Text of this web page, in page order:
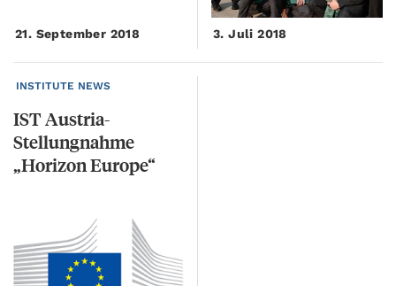
21. September 2018 3. Juli 2018
INSTITUTE NEWS
IST Austria-
Stellungnahme
„Horizon Europe“